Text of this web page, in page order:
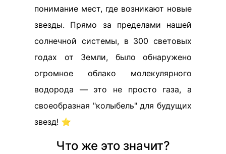
понимание мест, где возникают новые
звезды. Прямо за пределами нашей
солнечной системы, в 300 световых
годах от Земли, было обнаружено
огромное облако молекулярного
водорода — это не просто газа, а
своеобразная "колыбель" для будущих
звезд! ⭐
Что же это значит?